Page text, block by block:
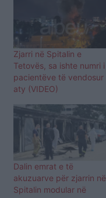
Zjarri në Spitalin e
Tetovës, sa ishte numri i
pacientëve të vendosur
aty (VIDEO)
Dalin emrat e të
akuzuarve për zjarrin në
Spitalin modular në